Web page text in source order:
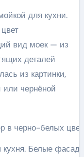
для кухни.
вид моек — из
деталей
из картинки,
или чернёной
Белые